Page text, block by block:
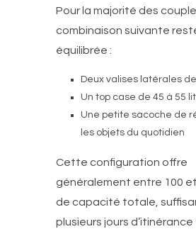
Pour la majorité des
combinaison suivante
équilibrée :
Deux valises latérales
Un top case de 45 à 55
Une petite sacoche de
les objets du quotidien
Cette configuration offre
généralement entre 100
de capacité totale,
plusieurs jours